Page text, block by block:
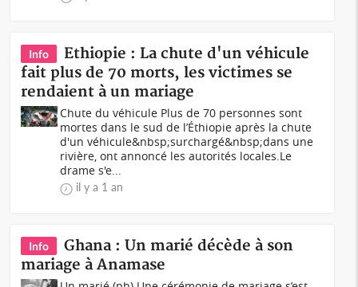
Info
Ethiopie : La chute d'un véhicule
fait plus de 70 morts, les victimes se
rendaient à un mariage
Chute du véhicule Plus de 70 personnes sont
mortes dans le sud de l’Éthiopie après la chute
d'un véhicule&nbsp;surchargé&nbsp;dans une
rivière, ont annoncé les autorités locales.Le
drame s'e...
il y a 1 an
Info
Ghana : Un marié décède à son
mariage à Anamase